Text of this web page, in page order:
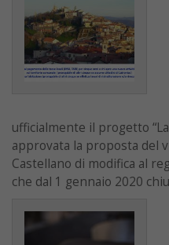
ufficialmente il progetto
approvata la proposta del
Castellano di modifica al
che dal 1 gennaio 2020